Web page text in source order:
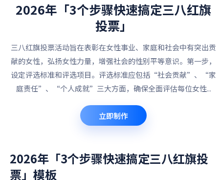
2026年「3个步骤快速搞定三八红旗
投票」
三八红旗投票活动旨在表彰在女性事业、家庭和社会中有突出贡
献的女性，弘扬女性力量，增强社会的性别平等意识。第一步，
设定评选标准和评选项目。评选标准应包括“社会贡献”、“家
庭责任”、“个人成就”三大方面，确保全面评估每位女性...
立即制作
2026年「3个步骤快速搞定三八红旗投
票」 模板